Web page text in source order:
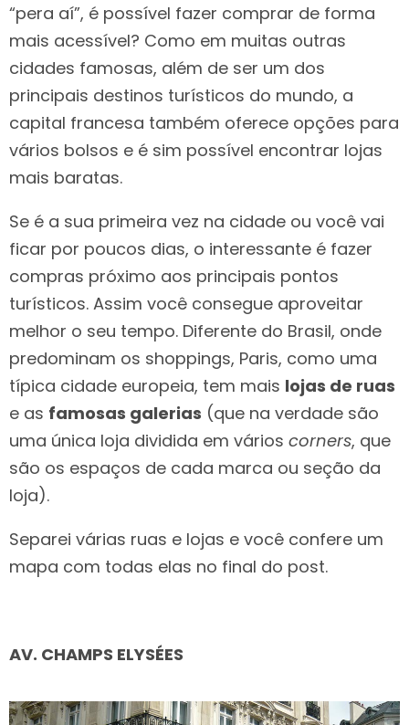
“pera aí”, é possível fazer comprar de forma
mais acessível? Como em muitas outras
cidades famosas, além de ser um dos
principais destinos turísticos do mundo, a
capital francesa também oferece opções para
vários bolsos e é sim possível encontrar lojas
mais baratas.
Se é a sua primeira vez na cidade ou você vai
ficar por poucos dias, o interessante é fazer
compras próximo aos principais pontos
turísticos. Assim você consegue aproveitar
melhor o seu tempo. Diferente do Brasil, onde
predominam os shoppings, Paris, como uma
típica cidade europeia, tem mais lojas de ruas
e as famosas galerias (que na verdade são
uma única loja dividida em vários corners, que
são os espaços de cada marca ou seção da
loja).
Separei várias ruas e lojas e você confere um
mapa com todas elas no final do post.
AV. CHAMPS ELYSÉES